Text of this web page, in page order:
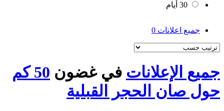
30 أيام
جميع اعلانات 0
جميع الإعلانات في غضون
50 كم
حول صان الحجر القبلية